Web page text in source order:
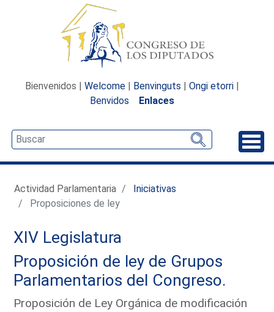
Bienvenidos | Welcome | Benvinguts | Ongi etorri |
Benvidos
Enlaces
Actividad Parlamentaria
Iniciativas
Proposiciones de ley
XIV Legislatura
Proposición de ley de Grupos
Parlamentarios del Congreso.
Proposición de Ley Orgánica de modificación